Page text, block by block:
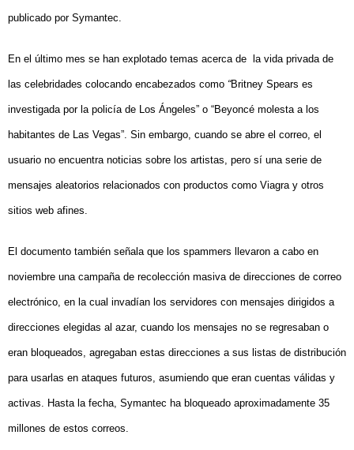
publicado por Symantec
En el último mes se han explotado temas acerca de la vida privada de
las celebridades colocando encabezados como “Britney Spears es
investigada por la policía de Los Ángeles” o “Beyoncé molesta a los
habitantes de Las Vegas”. Sin embargo, cuando se abre el correo, el
usuario no encuentra noticias sobre los artistas, pero sí una serie de
mensajes aleatorios relacionados con productos como Viagra y otros
sitios web afines.
El documento también señala que los spammers llevaron a cabo en
noviembre una campaña de recolección masiva de direcciones de correo
electrónico, en la cual invadían los servidores con mensajes dirigidos a
direcciones elegidas al azar, cuando los mensajes no se regresaban o
eran bloqueados, agregaban estas direcciones a sus listas de distribución
para usarlas en ataques futuros, asumiendo que eran cuentas válidas y
activas. Hasta la fecha, Symantec ha bloqueado aproximadamente 35
millones de estos correos.